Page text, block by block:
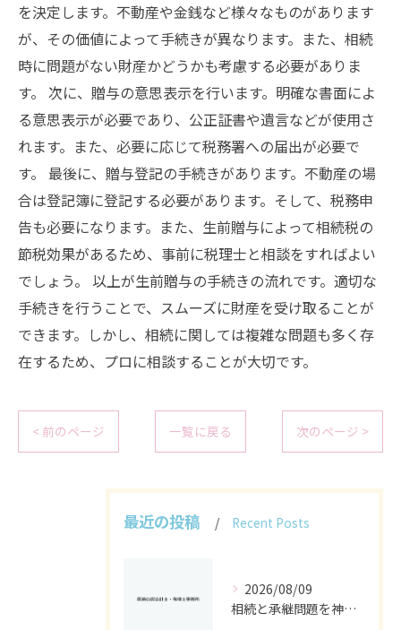
を決定します。不動産や金銭など様々なものがあります
が、その価値によって手続きが異なります。また、相続
時に問題がない財産かどうかも考慮する必要がありま
す。 次に、贈与の意思表示を行います。明確な書面によ
る意思表示が必要であり、公正証書や遺言などが使用さ
れます。また、必要に応じて税務署への届出が必要で
す。 最後に、贈与登記の手続きがあります。不動産の場
合は登記簿に登記する必要があります。そして、税務申
告も必要になります。また、生前贈与によって相続税の
節税効果があるため、事前に税理士と相談をすればよい
でしょう。 以上が生前贈与の手続きの流れです。適切な
手続きを行うことで、スムーズに財産を受け取ることが
できます。しかし、相続に関しては複雑な問題も多く存
在するため、プロに相談することが大切です。
< 前のページ 一覧に戻る 次のページ >
最近の投稿 Recent Posts
2026/08/09
相続と承継問題を神奈川県で解決するための制度活用と実務ポイント